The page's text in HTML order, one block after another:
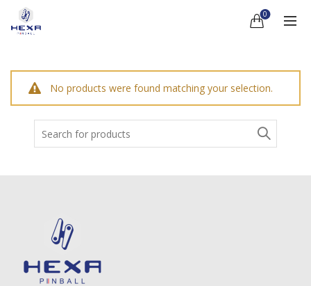
0
No products were found matching your selection.
for: